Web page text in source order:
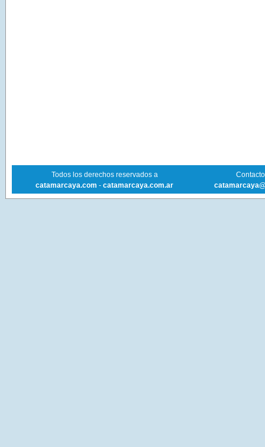
Todos los derechos reservados a
catamarcaya.com - catamarcaya.com.ar